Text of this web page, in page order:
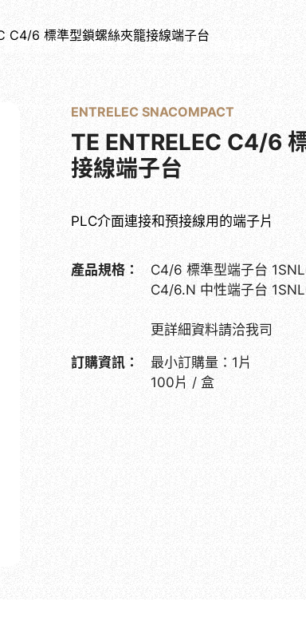
C4/6 標準型鎖螺絲夾籠接線端子台
ENTRELEC SNACOMPACT
TE ENTRELEC C4/6
接線端子台
PLC介面連接和預接線用的端子片
產品規格：
C4/6 標準型端子台
C4/6.N 中性端子台
更詳細資料請洽我司
訂購資訊：
最小訂購量：1片
100片 / 盒